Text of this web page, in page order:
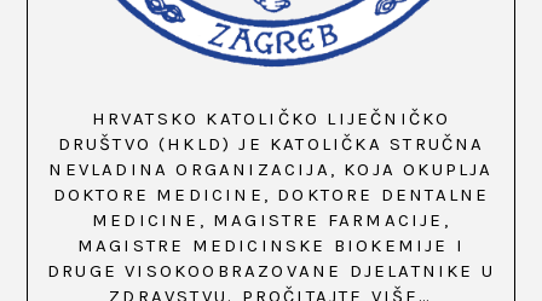
HRVATSKO KATOLIČKO LIJEČNIČKO
DRUŠTVO (HKLD) JE KATOLIČKA STRUČNA
NEVLADINA ORGANIZACIJA, KOJA OKUPLJA
DOKTORE MEDICINE, DOKTORE DENTALNE
MEDICINE, MAGISTRE FARMACIJE,
MAGISTRE MEDICINSKE BIOKEMIJE I
DRUGE VISOKOOBRAZOVANE DJELATNIKE U
ZDRAVSTVU. PROČITAJTE VIŠE…